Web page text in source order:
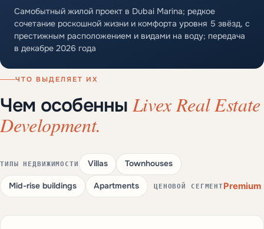
Самобытный жилой проект в Dubai Marina; редкое
сочетание роскошной жизни и комфорта уровня 5 звёзд, с
престижным расположением и видами на воду; передача
в декабре 2026 года
ЧТО ВЫДЕЛЯЕТ ИХ
Чем особенныLivex Real Estate
Development.
ТИПЫ НЕДВИЖИМОСТИ Villas Townhouses
Mid-rise buildings Apartments ЦЕНОВОЙ СЕГМЕНТ Premium